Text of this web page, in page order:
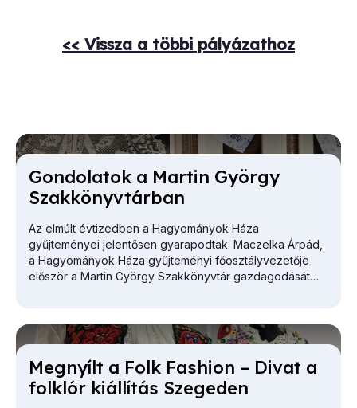
<< Vissza a többi pályázathoz
Gon­do­la­tok a Mar­tin György
Szak­könyv­tár­ban
Az elmúlt évtizedben a Hagyományok Háza
gyűjteményei jelentősen gyarapodtak. Maczelka Árpád,
a Hagyományok Háza gyűjteményi főosztályvezetője
először a Martin György Szakkönyvtár gazdagodását
Meg­nyílt a Folk Fashi­on – Di­vat a
folk­lór ki­ál­lí­tás Sze­ge­den